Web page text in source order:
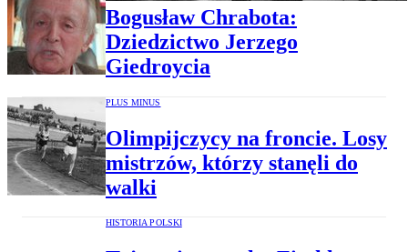
Bogusław Chrabota:
Dziedzictwo Jerzego
Giedroycia
PLUS MINUS
Olimpijczycy na froncie. Losy
mistrzów, którzy stanęli do
walki
HISTORIA POLSKI